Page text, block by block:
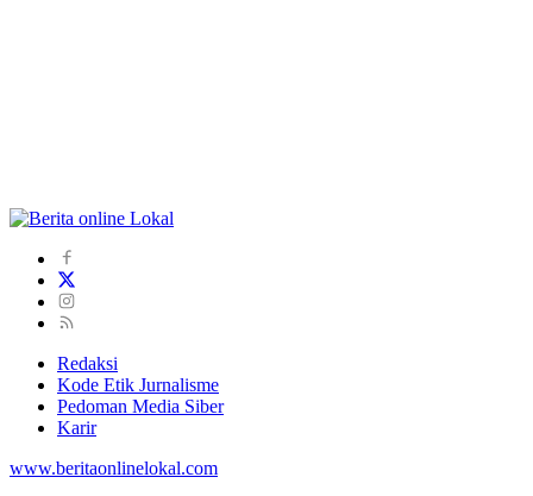
Redaksi
Kode Etik Jurnalisme
Pedoman Media Siber
Karir
www.beritaonlinelokal.com